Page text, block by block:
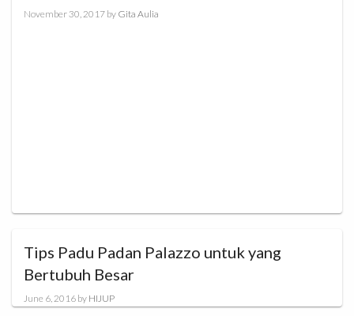
November 30, 2017 by Gita Aulia
Tips Padu Padan Palazzo untuk yang
Bertubuh Besar
June 6, 2016 by HIJUP